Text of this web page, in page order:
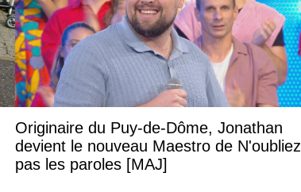
Originaire du Puy-de-Dôme, Jonathan
devient le nouveau Maestro de N'oubliez
pas les paroles [MAJ]